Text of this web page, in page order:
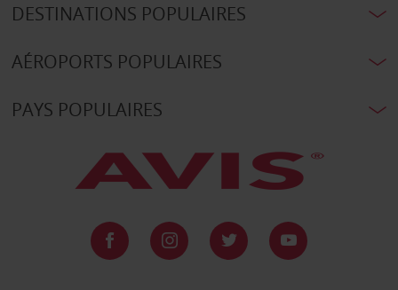
DESTINATIONS POPULAIRES
AÉROPORTS POPULAIRES
PAYS POPULAIRES